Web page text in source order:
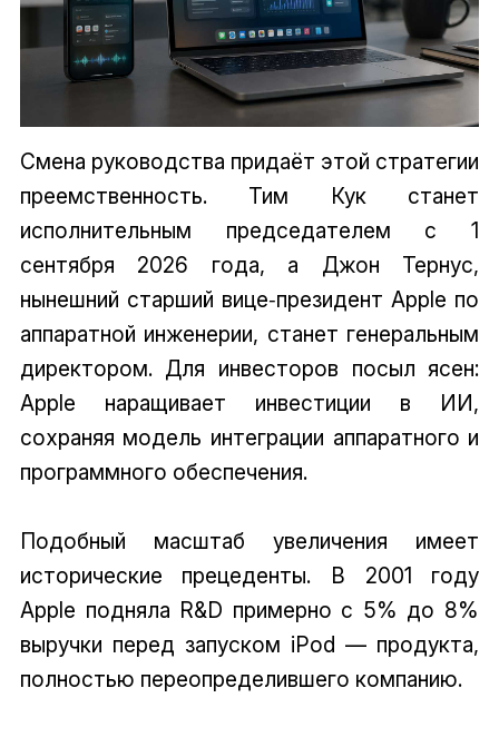
Смена руководства придаёт этой стратегии
преемственность. Тим Кук станет
исполнительным председателем с 1
сентября 2026 года, а Джон Тернус,
нынешний старший вице‑президент Apple по
аппаратной инженерии, станет генеральным
директором. Для инвесторов посыл ясен:
Apple наращивает инвестиции в ИИ,
сохраняя модель интеграции аппаратного и
программного обеспечения.
Подобный масштаб увеличения имеет
исторические прецеденты. В 2001 году
Apple подняла R&D примерно с 5% до 8%
выручки перед запуском iPod — продукта,
полностью переопределившего компанию.